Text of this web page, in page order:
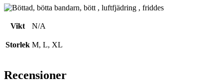
Vikt N/A
Storlek M, L, XL
Recensioner